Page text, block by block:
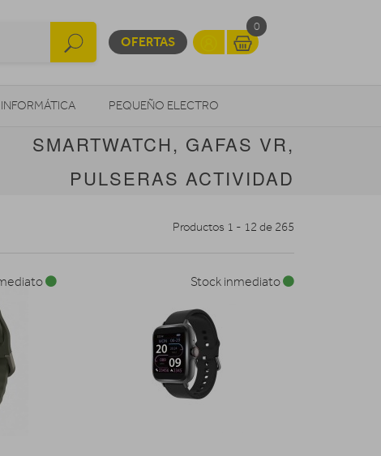
OFERTAS
0
INFORMÁTICA PEQUEÑO ELECTRO
OTROS
SMARTWATCH, GAFAS VR,
PULSERAS ACTIVIDAD
Productos 1 - 12 de 265
Stock inmediato